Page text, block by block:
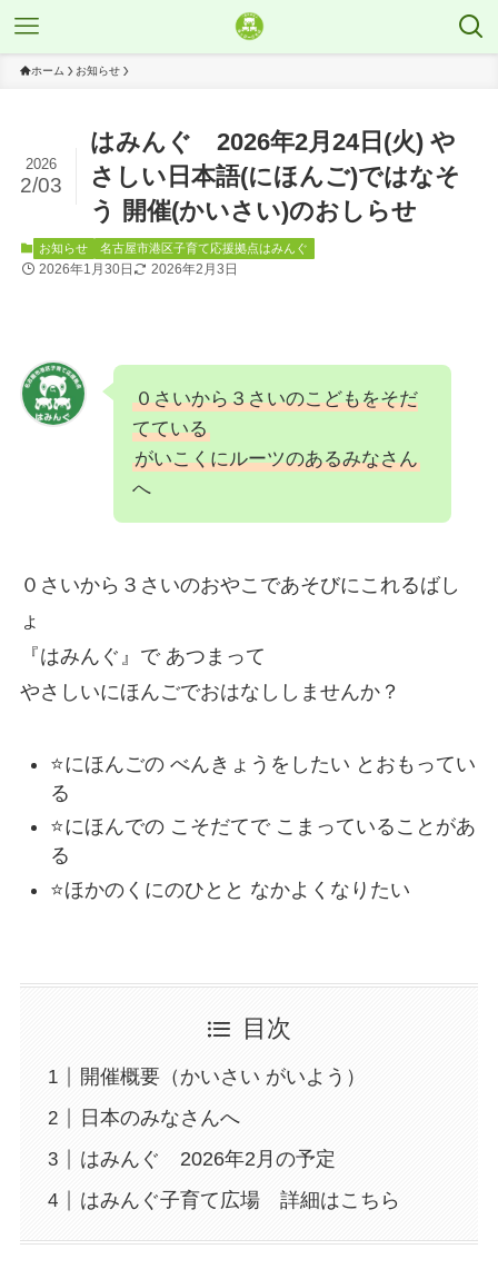
ホーム お知らせ
はみんぐ 2026年2月24日(火) や
さしい日本語(にほんご)ではなそ
う 開催(かいさい)のおしらせ
2026
2/03
お知らせ 名古屋市港区子育て応援拠点はみんぐ
2026年1月30日 2026年2月3日
０さいから３さいのこどもをそだ
てている
がいこくにルーツのあるみなさん
へ
０さいから３さいのおやこであそびにこれるばし
ょ
『はみんぐ』で あつまって
やさしいにほんごでおはなししませんか？
⭐️にほんごの べんきょうをしたい とおもってい
る
⭐️にほんでの こそだてで こまっていることがあ
る
⭐️ほかのくにのひとと なかよくなりたい
目次
開催概要（かいさい がいよう）
日本のみなさんへ
はみんぐ 2026年2月の予定
はみんぐ子育て広場 詳細はこちら